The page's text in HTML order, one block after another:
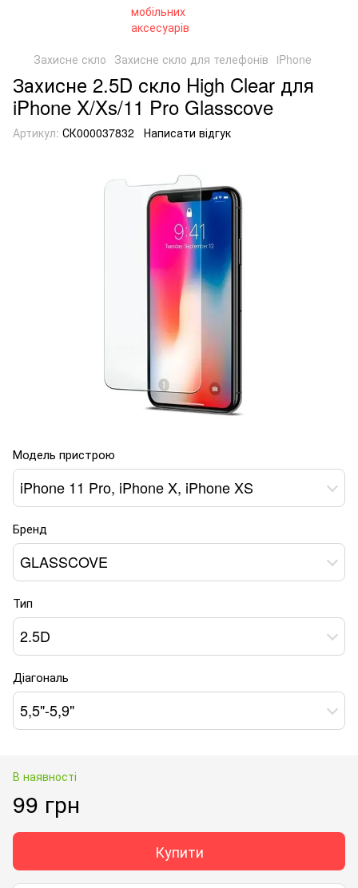
Захисне скло Захисне скло для телефонів iPhone
Захисне 2.5D скло High Clear для
iPhone X/Xs/11 Pro Glasscove
Артикул: СК000037832 Написати відгук
Модель пристрою
iPhone 11 Pro, iPhone X, iPhone XS
Бренд
GLASSCOVE
Тип
2.5D
Діагональ
5,5"-5,9"
В наявності
99 грн
Купити